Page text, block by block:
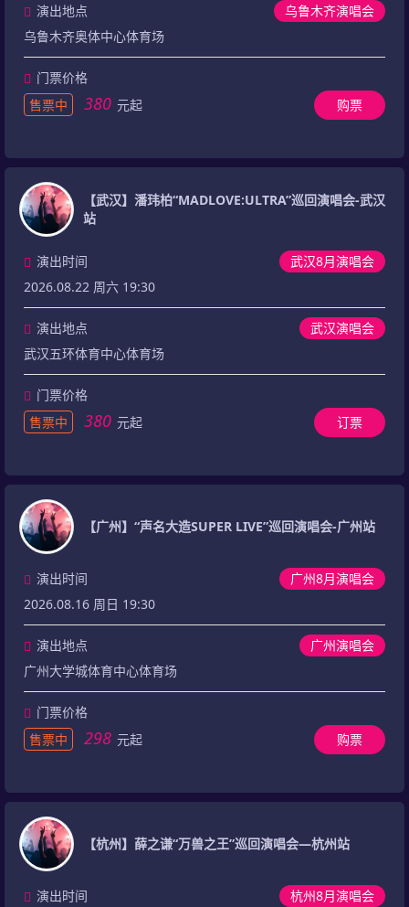
演出地点
乌鲁木齐演唱会
乌鲁木齐奥体中心体育场
门票价格
售票中
380 元起 购票
【武汉】潘玮柏“MADLOVE:ULTRA”巡回演唱会-武汉
站
武汉8月演唱会
演出时间
2026.08.22 周六 19:30
演出地点
武汉演唱会
武汉五环体育中心体育场
门票价格
售票中
380 元起 订票
【广州】“声名大造SUPER LIVE”巡回演唱会-广州站
广州8月演唱会
演出时间
2026.08.16 周日 19:30
演出地点
广州演唱会
广州大学城体育中心体育场
门票价格
售票中
298 元起 购票
【杭州】薛之谦“万兽之王”巡回演唱会—杭州站
杭州8月演唱会
演出时间